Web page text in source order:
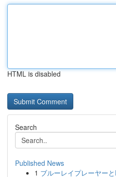
HTML is disabled
Search
Published News
1 ブルーレイプレーヤー